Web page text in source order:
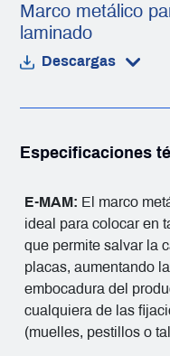
Marco metálico
laminado
Descargas
Especificaciones
E-MAM: El marco
ideal para colocar en
que permite salvar la
placas, aumentando
embocadura del
cualquiera de las
(muelles, pestillos o